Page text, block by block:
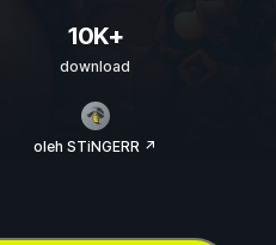
10K+
download
oleh STiNGERR ↗